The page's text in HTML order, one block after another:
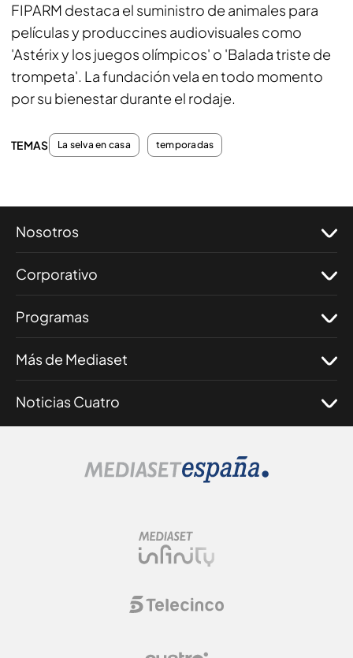
FIPARM destaca el suministro de animales para
películas y produccines audiovisuales como
'Astérix y los juegos olímpicos' o 'Balada triste de
trompeta'. La fundación vela en todo momento
por su bienestar durante el rodaje.
TEMAS La selva en casa temporadas
Nosotros
Corporativo
Programas
Más de Mediaset
Noticias Cuatro